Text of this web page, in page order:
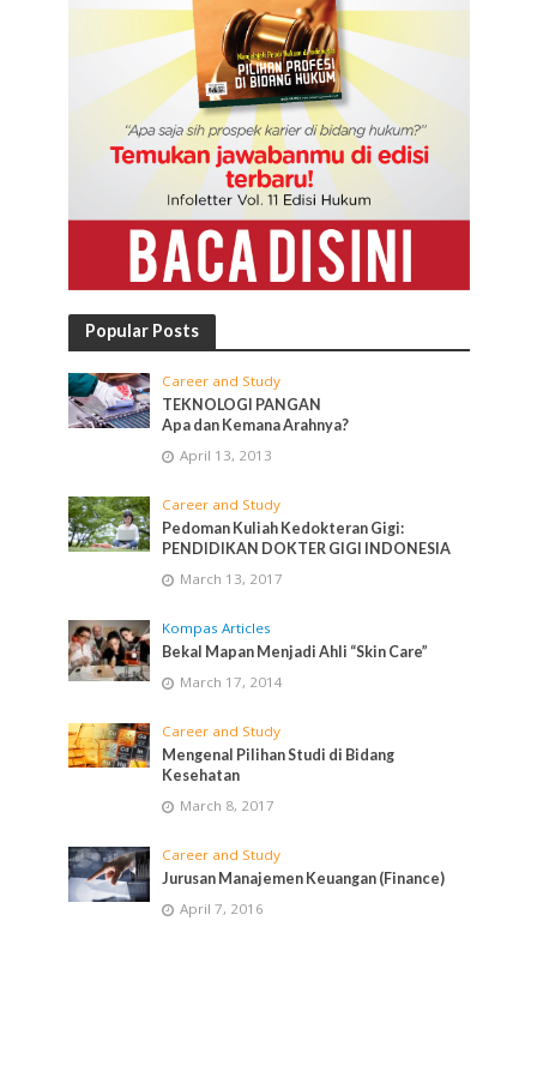
Popular Posts
Career and Study
TEKNOLOGI PANGAN
Apa dan Kemana Arahnya?
April 13, 2013
Career and Study
Pedoman Kuliah Kedokteran Gigi:
PENDIDIKAN DOKTER GIGI INDONESIA
March 13, 2017
Kompas Articles
Bekal Mapan Menjadi Ahli “Skin Care”
March 17, 2014
Career and Study
Mengenal Pilihan Studi di Bidang
Kesehatan
March 8, 2017
Career and Study
Jurusan Manajemen Keuangan (Finance)
April 7, 2016